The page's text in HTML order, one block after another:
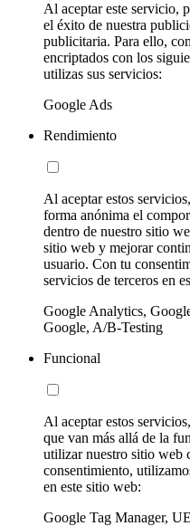
Al aceptar este servicio,
el éxito de nuestra
publicitaria. Para ello,
encriptados con los
utilizas sus servicios:
Google Ads
Rendimiento
Al aceptar estos
forma anónima el
dentro de nuestro sitio
sitio web y mejorar
usuario. Con tu
servicios de terceros en
Google Analytics,
Google, A/B-Testing
Funcional
Al aceptar estos
que van más allá de la
utilizar nuestro sitio web
consentimiento,
en este sitio web:
Google Tag Manager,